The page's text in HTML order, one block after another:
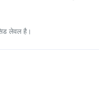
लेवल है।